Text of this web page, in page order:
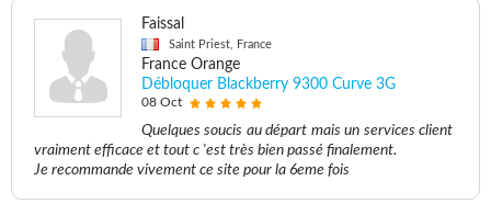
Faissal
Saint Priest, France
France Orange
Débloquer Blackberry 9300 Curve 3G
08 Oct
Quelques soucis au départ mais un services client
vraiment efficace et tout c 'est très bien passé finalement.
Je recommande vivement ce site pour la 6eme fois